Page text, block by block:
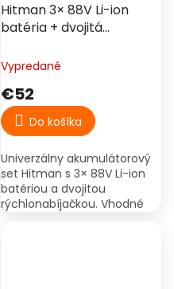
Hitman 3× 88V Li-ion
batéria + dvojitá
univerzálny
Vypredané
€52
Do košíka
Univerzálny akumulátorový
set Hitman s 3× 88V Li-ion
batériou a dvojitou
rýchlonabíjačkou. Vhodné